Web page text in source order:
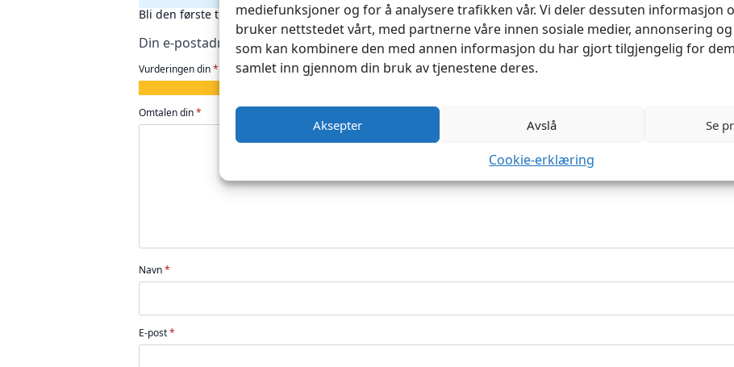
mediefunksjoner og for å analysere trafikken vår. Vi deler dessuten informasjon
bruker nettstedet vårt, med partnerne våre innen sosiale medier, annonsering
som kan kombinere den med annen informasjon du har gjort tilgjengelig for
samlet inn gjennom din bruk av tjenestene deres.
Aksepter Avslå Se
Cookie-erklæring
Bli den første til å omtale «Sacco Medium Softshell Blå – Limited Edition»
Din e-postadresse vil ikke bli publisert. Obligatoriske felt er merket med *
Vurderingen din*
av
5
av
5
av
5
av
5
stjerner
5
stjerner
Omtalen din*
Navn*
E-post*